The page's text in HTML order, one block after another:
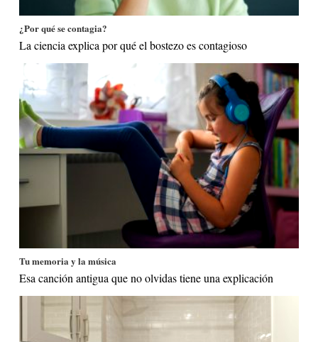
¿Por qué se contagia?
La ciencia explica por qué el bostezo es contagioso
Tu memoria y la música
Esa canción antigua que no olvidas tiene una explicación